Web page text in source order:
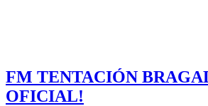
FM TENTACIÓN
OFICIAL!